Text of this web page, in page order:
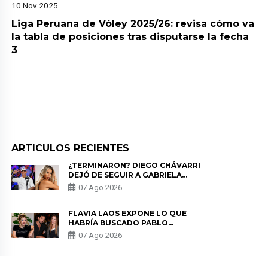
10 Nov 2025
Liga Peruana de Vóley 2025/26: revisa cómo va
la tabla de posiciones tras disputarse la fecha
3
ARTICULOS RECIENTES
¿TERMINARON? DIEGO CHÁVARRI
DEJÓ DE SEGUIR A GABRIELA
HERRERA Y ANUNCIA SU SALIDA
DE PÓDCAST
07 Ago 2026
FLAVIA LAOS EXPONE LO QUE
HABRÍA BUSCADO PABLO
HEREDIA CON ALE FULLER: “UNA
DE LAS PARTES QUERÍA EL
07 Ago 2026